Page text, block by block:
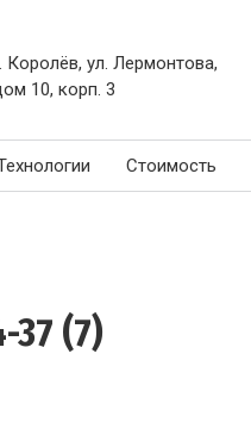
Королёв, ул. Лермонтова,
10, корп. 3
Стоимость
37 (7)